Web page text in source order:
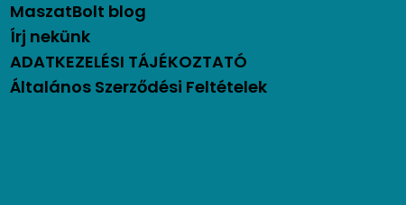
MaszatBolt blog
Írj nekünk
ADATKEZELÉSI TÁJÉKOZTATÓ
Általános Szerződési Feltételek